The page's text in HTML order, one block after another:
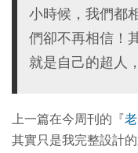
小時候，我們都
們卻不再相信！
就是自己的超人
上一篇在今周刊的『
其實只是我完整設計